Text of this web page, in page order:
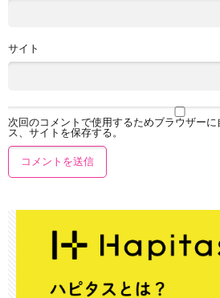
サイト
次回のコメントで使用するためブラウザー
ス、サイトを保存する。